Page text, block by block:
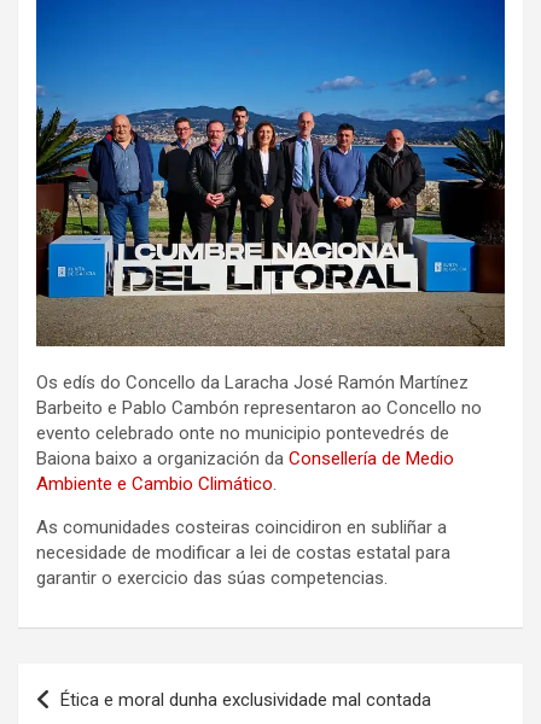
Os edís do Concello da Laracha José Ramón Martínez
Barbeito e Pablo Cambón representaron ao Concello no
evento celebrado onte no municipio pontevedrés de
Baiona baixo a organización da Consellería de Medio
Ambiente e Cambio Climático.
As comunidades costeiras coincidiron en subliñar a
necesidade de modificar a lei de costas estatal para
garantir o exercicio das súas competencias.
Navegación
Ética e moral dunha exclusividade mal contada